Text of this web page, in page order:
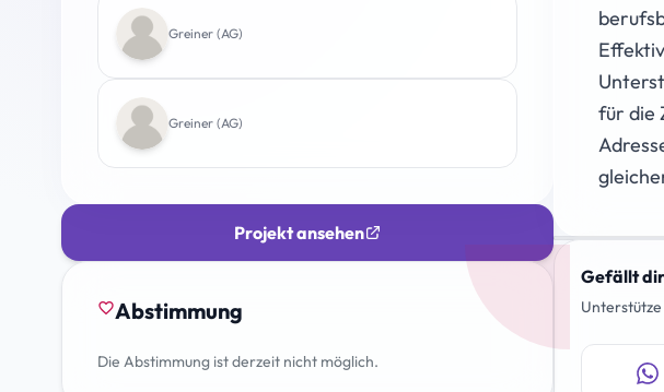
Greiner (AG)
Greiner (AG)
Projekt ansehen
favorite_borderAbstimmung
Die Abstimmung ist derzeit nicht möglich.
für die
Gefällt